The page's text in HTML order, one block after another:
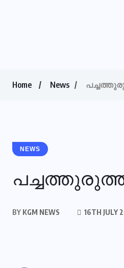
Home News
NEWS
പച്ചത്തുരുത്ത്
BY KGM NEWS 16TH JULY